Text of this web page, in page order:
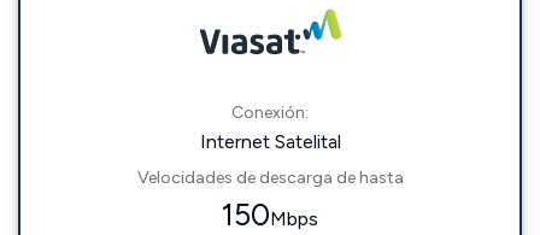
Conexión:
Internet Satelital
Velocidades de descarga de hasta
150Mbps